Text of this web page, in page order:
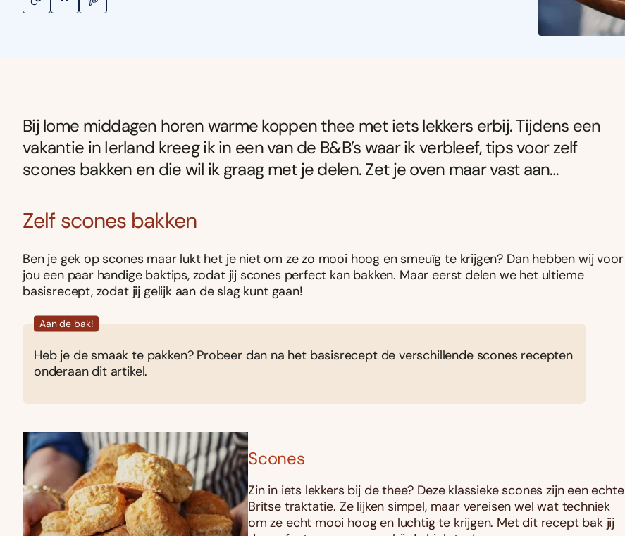
Bij lome middagen horen warme koppen thee met iets lekkers erbij. Tijdens een
vakantie in Ierland kreeg ik in een van de B&B’s waar ik verbleef, tips voor zelf
scones bakken en die wil ik graag met je delen. Zet je oven maar vast aan…
Zelf scones bakken
Ben je gek op scones maar lukt het je niet om ze zo mooi hoog en smeuïg te krijgen? Dan hebben wij voor
jou een paar handige baktips, zodat jij scones perfect kan bakken. Maar eerst delen we het ultieme
basisrecept, zodat jij gelijk aan de slag kunt gaan!
Aan de bak!
Heb je de smaak te pakken? Probeer dan na het basisrecept de verschillende scones recepten
onderaan dit artikel.
Scones
Zin in iets lekkers bij de thee? Deze klassieke scones zijn een echte
Britse traktatie. Ze lijken simpel, maar vereisen wel wat techniek
om ze echt mooi hoog en luchtig te krijgen. Met dit recept bak jij